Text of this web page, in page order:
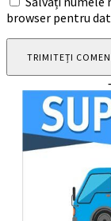
browser pentru